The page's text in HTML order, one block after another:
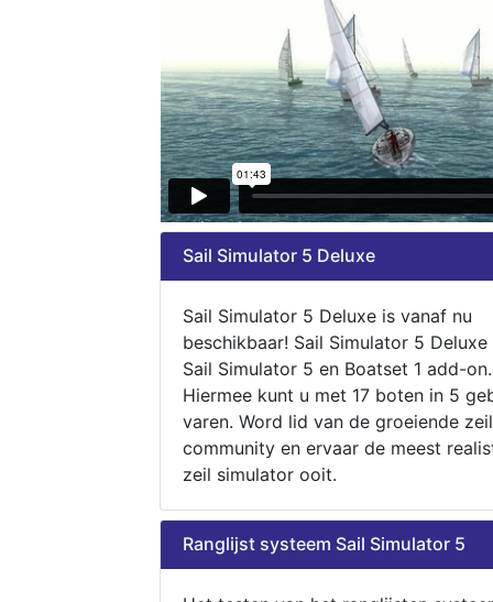
Sail Simulator 5 Deluxe
Sail Simulator 5 Deluxe is vanaf nu
beschikbaar! Sail Simulator 5
Sail Simulator 5 en Boatset 1 add-on.
Hiermee kunt u met 17 boten in 5
varen. Word lid van de groeiende zeil
community en ervaar de meest
zeil simulator ooit.
Ranglijst systeem Sail Simulator 5